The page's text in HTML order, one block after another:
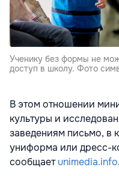
Ученику без формы не
доступ в школу. Фото
В этом отношении
культуры и
заведениям письмо, в
униформа или дресс-
сообщаетunimedia.info.